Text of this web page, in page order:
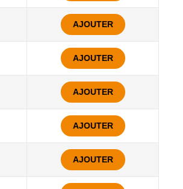
AJOUTER
AJOUTER
AJOUTER
AJOUTER
AJOUTER